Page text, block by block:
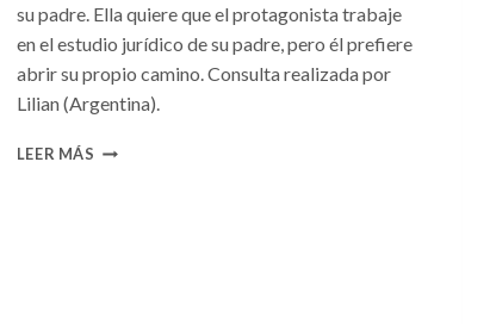
su padre. Ella quiere que el protagonista trabaje
en el estudio jurídico de su padre, pero él prefiere
abrir su propio camino. Consulta realizada por
Lilian (Argentina).
LEER MÁS CONSULTA